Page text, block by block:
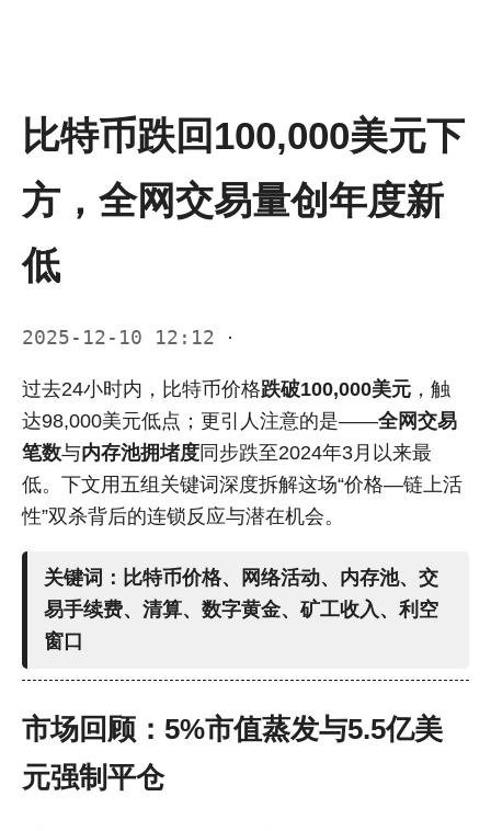
比特币跌回100,000美元下
方，全网交易量创年度新
低
2025-12-10 12:12 ·
过去24小时内，比特币价格跌破100,000美元 ，触
达98,000美元低点；更引人注意的是——全网交易
笔数与内存池拥堵度同步跌至2024年3月以来最
低。下文用五组关键词深度拆解这场“价格—链上活
性”双杀背后的连锁反应与潜在机会。
关键词：比特币价格、网络活动、内存池、交
易手续费、清算、数字黄金、矿工收入、利空
窗口
市场回顾：5%市值蒸发与5.5亿美
元强制平仓